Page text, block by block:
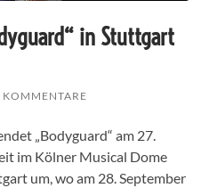
in Stuttgart
KOMMENTARE
„Bodyguard“ am 27.
im Kölner Musical Dome
um, wo am 28. September